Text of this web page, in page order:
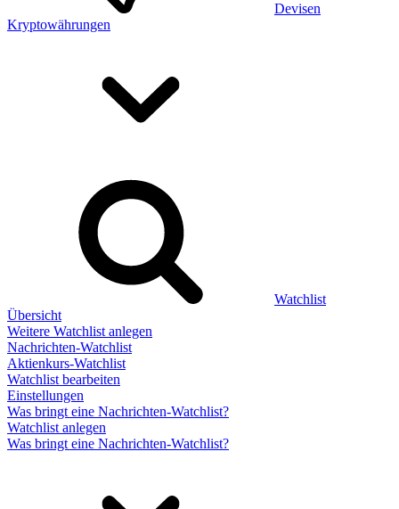
Devisen
Kryptowährungen
Watchlist
Übersicht
Weitere Watchlist anlegen
Nachrichten-Watchlist
Aktienkurs-Watchlist
Watchlist bearbeiten
Einstellungen
Was bringt eine Nachrichten-Watchlist?
Watchlist anlegen
Was bringt eine Nachrichten-Watchlist?